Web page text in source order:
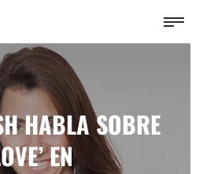
HABLA SOBRE
EN